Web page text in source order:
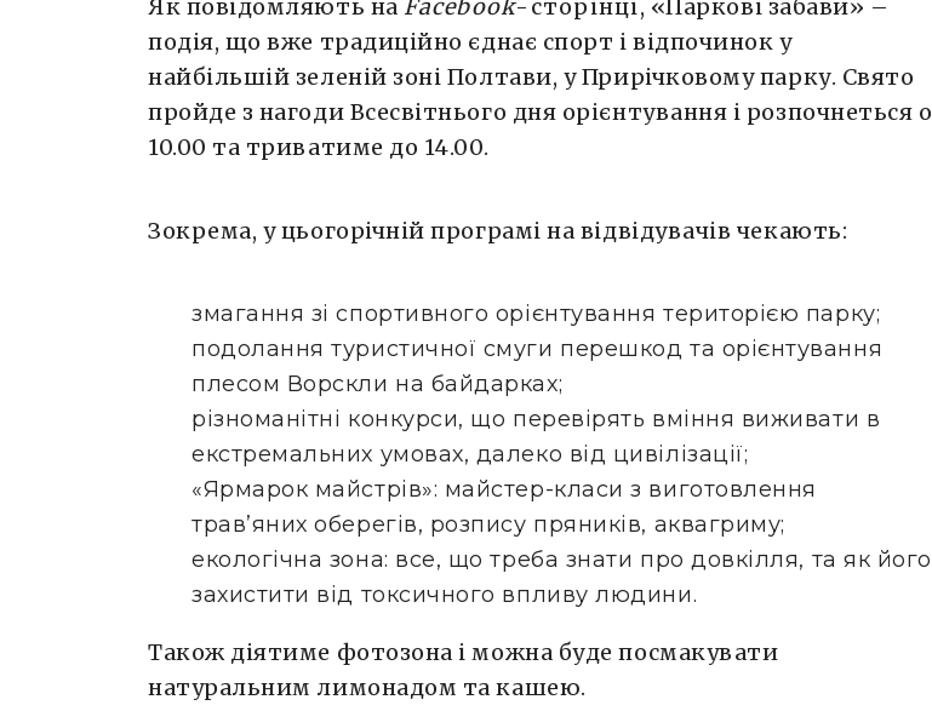
Як повідомляють на Facebook-сторінці, «Паркові забави» –
подія, що вже традиційно єднає спорт і відпочинок у
найбільшій зеленій зоні Полтави, у Прирічковому парку. Свято
пройде з нагоди Всесвітнього дня орієнтування і розпочнеться о
10.00 та триватиме до 14.00.
Зокрема, у цьогорічній програмі на відвідувачів чекають:
змагання зі спортивного орієнтування територією парку;
подолання туристичної смуги перешкод та орієнтування
плесом Ворскли на байдарках;
різноманітні конкурси, що перевірять вміння виживати в
екстремальних умовах, далеко від цивілізації;
«Ярмарок майстрів»: майстер-класи з виготовлення
трав’яних оберегів, розпису пряників, аквагриму;
екологічна зона: все, що треба знати про довкілля, та як його
захистити від токсичного впливу людини.
Також діятиме фотозона і можна буде посмакувати
натуральним лимонадом та кашею.